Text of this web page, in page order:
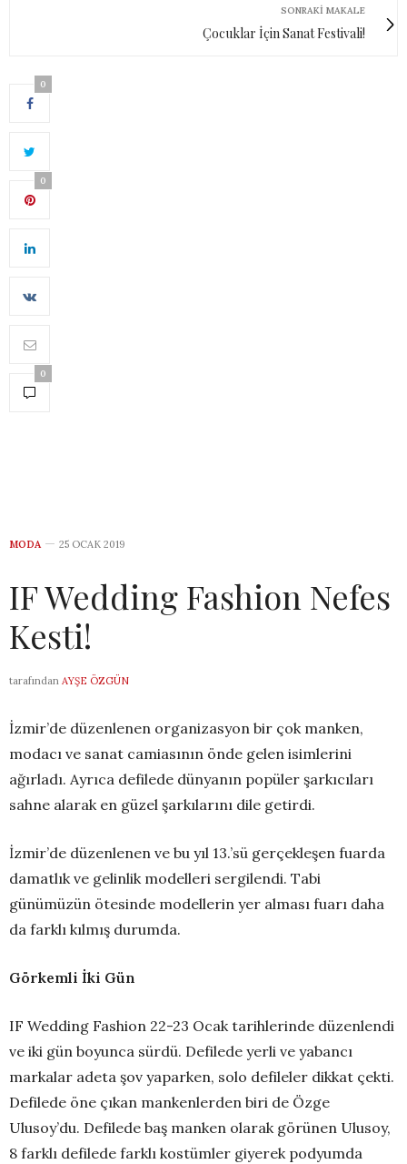
SONRAKI MAKALE
Çocuklar İçin Sanat Festivali!
0
0
0
MODA 25 OCAK 2019
IF Wedding Fashion Nefes
Kesti!
tarafından AYŞE ÖZGÜN
İzmir’de düzenlenen organizasyon bir çok manken,
modacı ve sanat camiasının önde gelen isimlerini
ağırladı. Ayrıca defilede dünyanın popüler şarkıcıları
sahne alarak en güzel şarkılarını dile getirdi.
İzmir’de düzenlenen ve bu yıl 13.’sü gerçekleşen fuarda
damatlık ve gelinlik modelleri sergilendi. Tabi
günümüzün ötesinde modellerin yer alması fuarı daha
da farklı kılmış durumda.
Görkemli İki Gün
IF Wedding Fashion 22-23 Ocak tarihlerinde düzenlendi
ve iki gün boyunca sürdü. Defilede yerli ve yabancı
markalar adeta şov yaparken, solo defileler dikkat çekti.
Defilede öne çıkan mankenlerden biri de Özge
Ulusoy’du. Defilede baş manken olarak görünen Ulusoy,
8 farklı defilede farklı kostümler giyerek podyumda